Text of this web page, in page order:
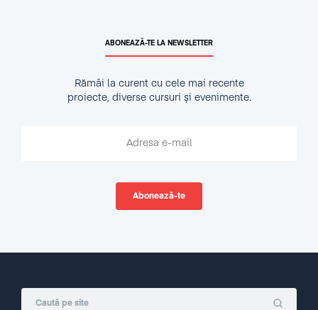
ABONEAZĂ-TE LA NEWSLETTER
Rămâi la curent cu cele mai recente
proiecte, diverse cursuri și evenimente.